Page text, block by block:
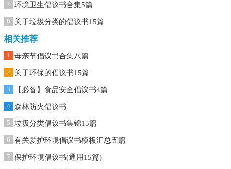
7 环境卫生倡议书合集5篇
8 关于垃圾分类的倡议书15篇
相关推荐
1 母亲节倡议书合集八篇
2 关于环保的倡议书15篇
3 【必备】食品安全倡议书4篇
4 森林防火倡议书
5 垃圾分类倡议书集锦15篇
6 有关爱护环境倡议书模板汇总五篇
7 保护环境倡议书(通用15篇)